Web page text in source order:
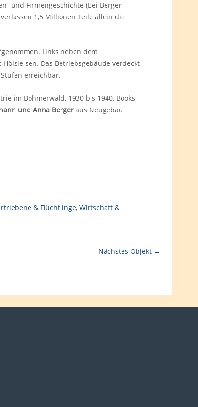
und Firmengeschichte (Bei Berger
1,5 Millionen Teile allein die
Links neben dem
sen. Das Betriebsgebäude verdeckt
erreichbar.
im Böhmerwald, 1930 bis 1940, Books
und Anna Bergeraus Neugebäu
& Flüchtlinge, Wirtschaft &
Nächstes Objekt →